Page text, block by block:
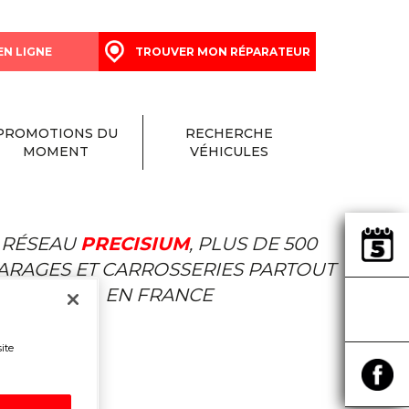
LIGNE TROUVER MON RÉPARATEUR
DU
MOMENT
RECHERCHE
VÉHICULES
RÉSEAU PRECISIUM, PLUS DE 500
ET CARROSSERIES PARTOUT
EN FRANCE